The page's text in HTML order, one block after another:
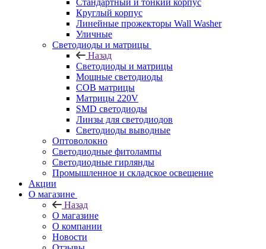
Стандартный и тонкий корпус
Круглый корпус
Линейные прожекторы Wall Washer
Уличные
Светодиоды и матрицы
Назад
Светодиоды и матрицы
Мощные светодиоды
COB матрицы
Матрицы 220V
SMD светодиоды
Линзы для светодиодов
Светодиоды выводные
Оптоволокно
Светодиодные фитолампы
Светодиодные гирлянды
Промышленное и складское освещение
Акции
О магазине
Назад
О магазине
О компании
Новости